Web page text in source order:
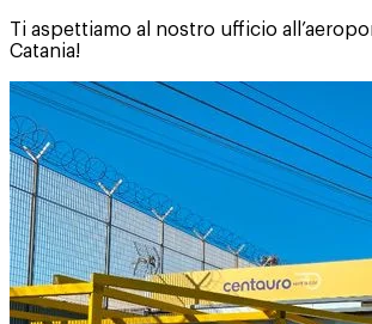
Ti aspettiamo al nostro ufficio
Catania!